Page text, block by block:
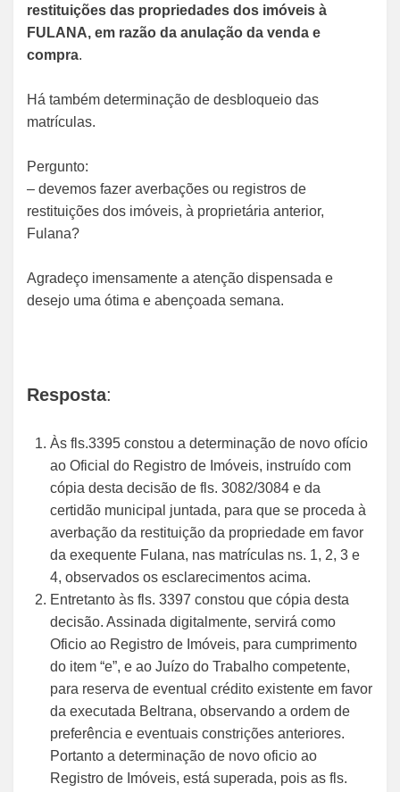
restituições das propriedades dos imóveis à
FULANA, em razão da anulação da venda e
compra.
Há também determinação de desbloqueio das
matrículas.
Pergunto:
– devemos fazer averbações ou registros de
restituições dos imóveis, à proprietária anterior,
Fulana?
Agradeço imensamente a atenção dispensada e
desejo uma ótima e abençoada semana.
Resposta:
Às fls.3395 constou a determinação de novo ofício
ao Oficial do Registro de Imóveis, instruído com
cópia desta decisão de fls. 3082/3084 e da
certidão municipal juntada, para que se proceda à
averbação da restituição da propriedade em favor
da exequente Fulana, nas matrículas ns. 1, 2, 3 e
4, observados os esclarecimentos acima.
Entretanto às fls. 3397 constou que cópia desta
decisão. Assinada digitalmente, servirá como
Oficio ao Registro de Imóveis, para cumprimento
do item “e”, e ao Juízo do Trabalho competente,
para reserva de eventual crédito existente em favor
da executada Beltrana, observando a ordem de
preferência e eventuais constrições anteriores.
Portanto a determinação de novo oficio ao
Registro de Imóveis, está superada, pois as fls.